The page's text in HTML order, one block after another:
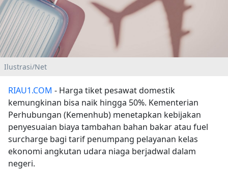
Ilustrasi/Net
RIAU1.COM - Harga tiket pesawat domestik
kemungkinan bisa naik hingga 50%. Kementerian
Perhubungan (Kemenhub) menetapkan kebijakan
penyesuaian biaya tambahan bahan bakar atau fuel
surcharge bagi tarif penumpang pelayanan kelas
ekonomi angkutan udara niaga berjadwal dalam
negeri.